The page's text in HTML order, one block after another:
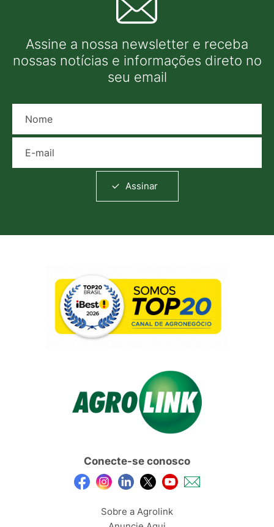
Assine a nossa newsletter e receba
nossas notícias e informações direto no
seu email
Assinar
Conecte-se conosco
Sobre a Agrolink